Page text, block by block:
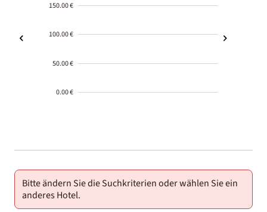
150.00 €
100.00 €
50.00 €
0.00 €
01-02
Bitte ändern Sie die Suchkriterien oder wählen Sie ein
anderes Hotel.